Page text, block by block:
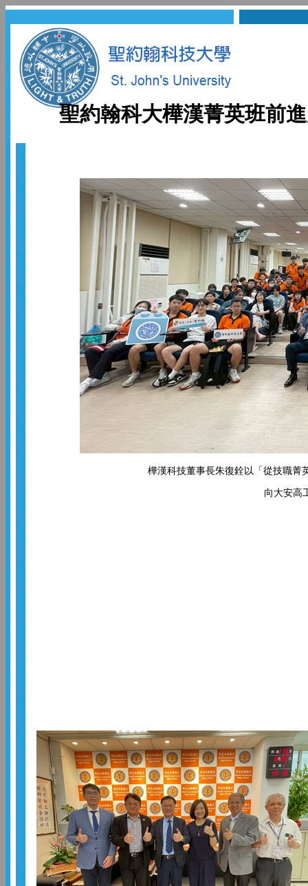
聖約翰科大樺漢菁英班前
樺漢科技董事長朱復銓以「從技職菁
向大安高